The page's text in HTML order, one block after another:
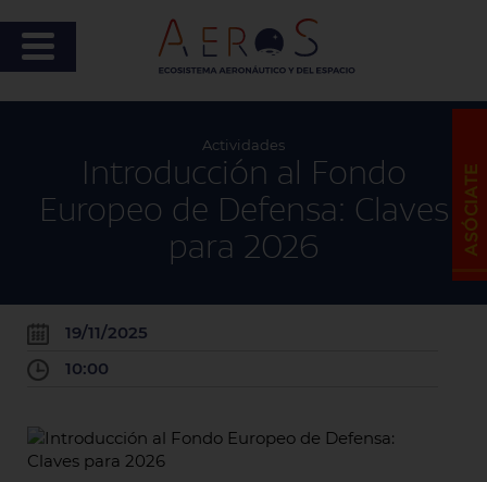
Actividades
Introducción al Fondo
Europeo de Defensa: Claves
para 2026
19/11/2025
10:00